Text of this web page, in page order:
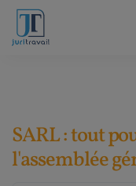
SARL : tout
l'assemblée